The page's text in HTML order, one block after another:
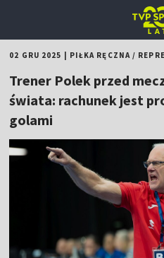
02 GRU 2025 PIŁKA RĘCZNA/
Trener Polek przed
świata: rachunek jest
golami